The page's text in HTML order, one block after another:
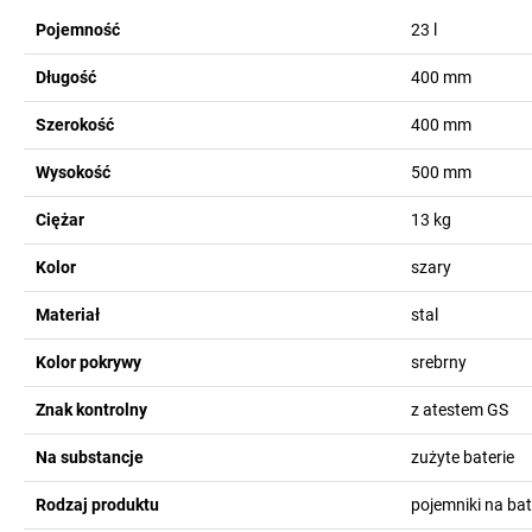
Pojemność 23
Długość 400 mm
Szerokość 400 mm
Wysokość 500 mm
Ciężar 13 kg
Kolor szary
Materiał stal
Kolor pokrywy srebrny
Znak kontrolny z atestem GS
Na substancje zużyte baterie
Rodzaj produktu pojemniki na